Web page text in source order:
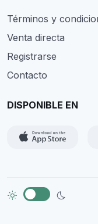
Términos y
Venta directa
Registrarse
Contacto
DISPONIBLE EN